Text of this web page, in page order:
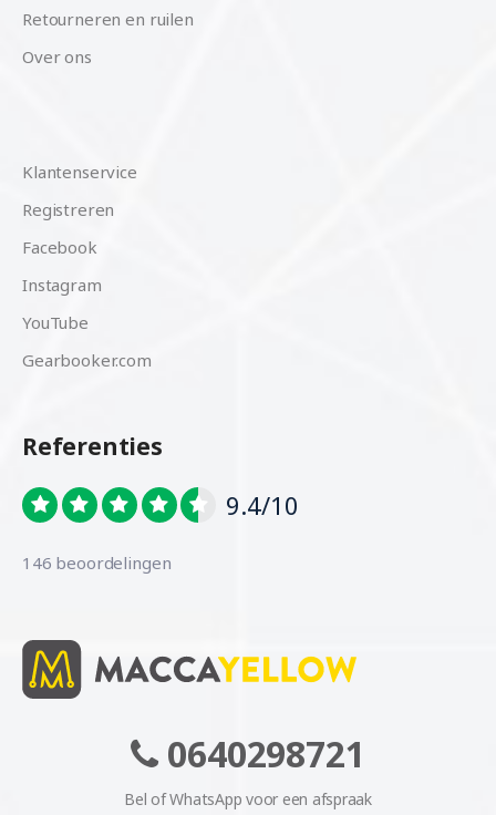
Retourneren en ruilen
Over ons
Klantenservice
Registreren
Facebook
Instagram
YouTube
Gearbooker.com
Referenties
9.4/10
146 beoordelingen
0640298721
Bel of WhatsApp voor een afspraak